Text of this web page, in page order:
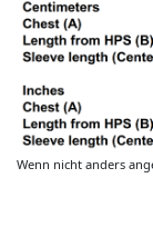
Wenn nicht anders